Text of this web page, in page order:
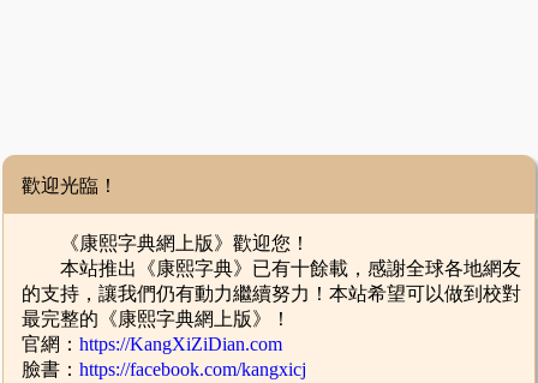
歡迎光臨！
《康熙字典網上版》歡迎您！
本站推出《康熙字典》已有十餘載，感謝全球各地網友
的支持，讓我們仍有動力繼續努力！本站希望可以做到校對
最完整的《康熙字典網上版》！
官網：https://KangXiZiDian.com
臉書：https://facebook.com/kangxicj